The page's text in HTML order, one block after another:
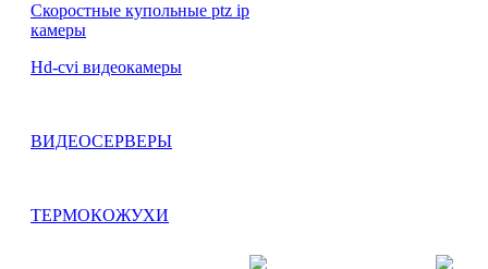
Скоростные купольные ptz ip
камеры
Hd-cvi видеокамеры
ВИДЕОСЕРВЕРЫ
ТЕРМОКОЖУХИ